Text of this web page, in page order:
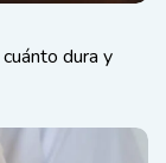
dura y